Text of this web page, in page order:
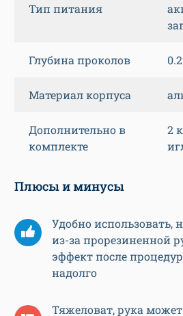
Тип питания
Глубина проколов
Материал корпуса
Дополнительно в
комплекте
2
Плюсы и минусы
Удобно использовать,
из-за прорезиненной
эффект после
надолго
Тяжеловат, рука может